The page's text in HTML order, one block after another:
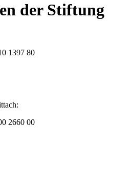
der Stiftung
1397 80
2660 00